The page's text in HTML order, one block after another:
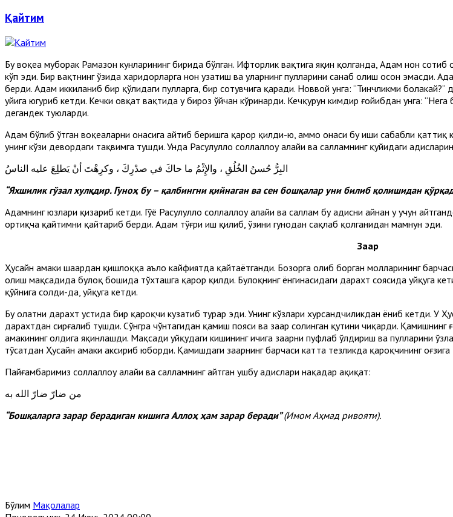
Қайтим
Бу воқеа муборак Рамазон кунларининг бирида бўлган. Ифторлик вақтига яқин қолганда, Адҳам нон
кўп эди. Бир вақтнинг ўзида харидорларга нон узатиш ва уларнинг пулларини санаб олиш осон эмасди.
берди. Адҳам иккиланиб бир қўлидаги пулларга, бир сотувчига қаради. Новвой унга: “Тинчликми
уйига югуриб кетди. Кечки овқат вақтида у бироз ўйчан кўринарди. Кечқурун кимдир ғойибдан унга: “Нега
дегандек туюларди.
Адҳам бўлиб ўтган воқеаларни онасига айтиб беришга қарор қилди-ю, аммо онаси бу иши сабабли
унинг кўзи девордаги тақвимга тушди. Унда Расулуллоҳ соллаллоҳу алайҳи ва салламнинг қуйидаги
البِرُّ حُسنُ الخُلُقِ ، والإِثْمُ ما حاكَ في صدْرِكَ ، وكرِهْتَ أنْ يَطلِعَ عليه الناسُ
“Яхшилик гўзал хулқдир. Гуноҳ бу – қалбингни қийнаган ва сен бошқалар уни билиб қолишидан
Адҳамнинг юзлари қизариб кетди. Гўё Расулуллоҳ соллаллоҳу алайҳи ва саллам бу ҳадисни айнан у учун
ортиқча қайтимни қайтариб берди. Адҳам тўғри иш қилиб, ўзини гуноҳдан сақлаб қолганидан мамнун эди.
Заҳар
Ҳусайн амаки шаҳардан қишлоққа аъло кайфиятда қайтаётганди. Бозорга олиб борган молларининг
олиш мақсадида булоқ бошида тўхташга қарор қилди. Булоқнинг ёнгинасидаги дарахт соясида уйқуга
қўйнига солди-да, уйқуга кетди.
Бу ҳолатни дарахт устида бир қароқчи кузатиб турар эди. Унинг кўзлари хурсандчиликдан ёниб кетди. У
дарахтдан сирғалиб тушди. Сўнгра чўнтагидан қамиш пояси ва заҳар солинган қутини чиқарди. Қамишнинг
амакининг олдига яқинлашди. Мақсади уйқудаги кишининг ичига заҳарни пуфлаб ўлдириш ва пулларини
тўсатдан Ҳусайн амаки аксириб юборди. Қамишдаги заҳарнинг барчаси катта тезликда қароқчининг
Пайғамбаримиз соллаллоҳу алайҳи ва салламнинг айтган ушбу ҳадислари нақадар ҳақиқат:
من ضارّ ضارّ الله به
“Бошқаларга зарар берадиган кишига Аллоҳ ҳам зарар беради”(Имом Аҳмад ривояти).
Бўлим Мақолалар